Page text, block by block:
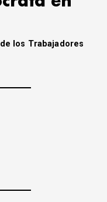
los Trabajadores